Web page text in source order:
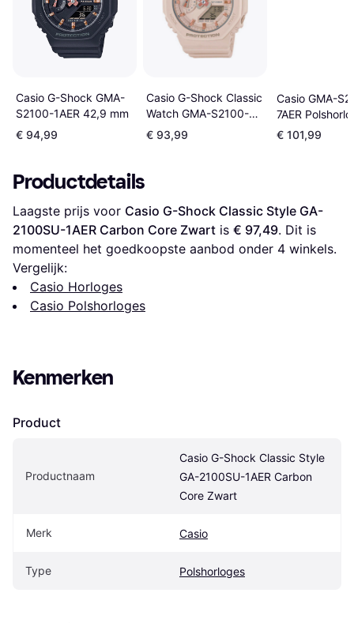
Casio G-Shock GMA-
S2100-1AER 42,9 mm
€ 94,99
Casio G-Shock Classic
Watch GMA-S2100-
4AER
€ 93,99
Casio GMA-
7AER
€ 101,99
Productdetails
Laagste prijs voor Casio G-Shock Classic Style GA-
2100SU-1AER Carbon Core Zwart is € 97,49. Dit is
momenteel het goedkoopste aanbod onder 4 winkels.
Vergelijk:
Casio Horloges
Casio Polshorloges
Kenmerken
Product
Productnaam
Casio G-Shock Classic Style
GA-2100SU-1AER Carbon
Core Zwart
Merk Casio
Type Polshorloges